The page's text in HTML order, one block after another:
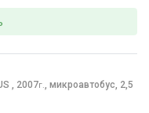
, 2007г. микроавтобус, 2,5